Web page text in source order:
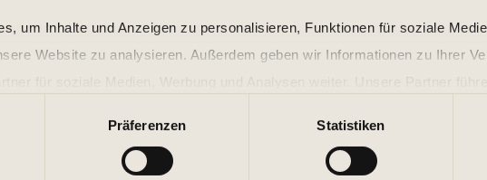
um Inhalte und Anzeigen zu personalisieren, Funktionen für soziale
Website zu analysieren. Außerdem geben wir Informationen zu Ihrer
haben.
Präferenzen Statistiken